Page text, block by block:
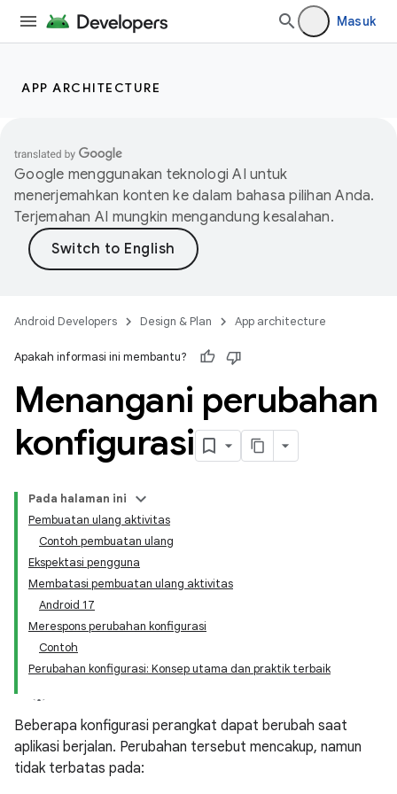
Masuk
APP ARCHITECTURE
Google menggunakan teknologi AI untuk
menerjemahkan konten ke dalam bahasa pilihan Anda.
Terjemahan AI mungkin mengandung kesalahan.
Android Developers Design & Plan App architecture
Apakah informasi ini membantu?
Menangani perubahan
konfigurasi
Pada halaman ini
Pembuatan ulang aktivitas
Contoh pembuatan ulang
Ekspektasi pengguna
Membatasi pembuatan ulang aktivitas
Android 17
Merespons perubahan konfigurasi
Contoh
Perubahan konfigurasi: Konsep utama dan praktik terbaik
Beberapa konfigurasi perangkat dapat berubah saat
aplikasi berjalan. Perubahan tersebut mencakup, namun
tidak terbatas pada: